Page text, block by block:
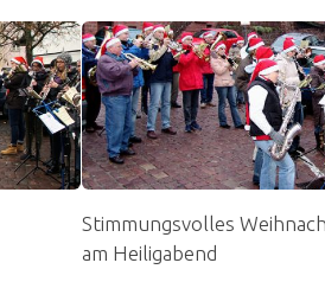
Stimmungsvolles
am Heiligabend